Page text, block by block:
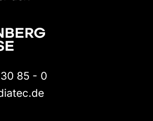
85 - 0